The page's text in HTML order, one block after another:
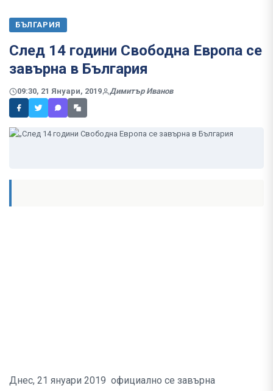
БЪЛГАРИЯ
След 14 години Свободна Европа се
завърна в България
09:30, 21 Януари, 2019 Димитър Иванов
Днес, 21 януари 2019 официално се завърна